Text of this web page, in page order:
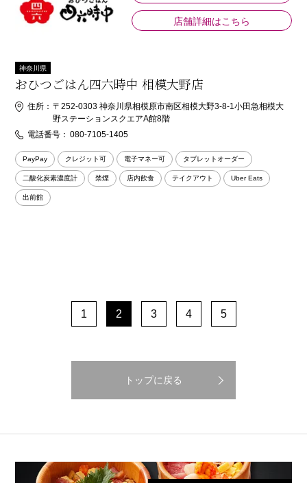
店舗詳細はこちら
神奈川県
おひつごはん四六時中 相模大野店
住所： 〒252-0303 神奈川県相模原市南区相模大野3-8-1小田急相模大
野ステーションスクエアA館8階
電話番号： 080-7105-1405
PayPay クレジット可 電子マネー可 タブレットオーダー
二酸化炭素濃度計 禁煙 店内飲食 テイクアウト Uber Eats
出前館
1 2 3 4 5
トップに戻る